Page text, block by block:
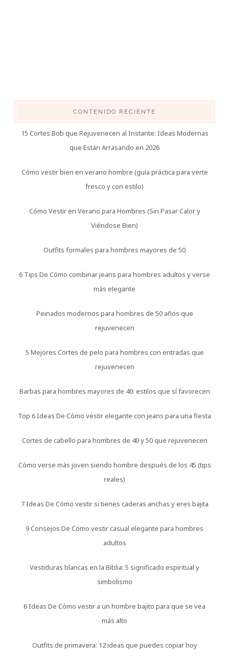
CONTENIDO RECIENTE
15 Cortes Bob que Rejuvenecen al Instante: Ideas Modernas
que Están Arrasando en 2026
Cómo vestir bien en verano hombre (guía práctica para verte
fresco y con estilo)
Cómo Vestir en Verano para Hombres (Sin Pasar Calor y
Viéndose Bien)
Outfits formales para hombres mayores de 50
6 Tips De Cómo combinar jeans para hombres adultos y verse
más elegante
Peinados modernos para hombres de 50 años que
rejuvenecen
5 Mejores Cortes de pelo para hombres con entradas que
rejuvenecen
Barbas para hombres mayores de 40: estilos que sí favorecen
Top 6 Ideas De Cómo vestir elegante con jeans para una fiesta
Cortes de cabello para hombres de 40 y 50 que rejuvenecen
Cómo verse más joven siendo hombre después de los 45 (tips
reales)
7 Ideas De Cómo vestir si tienes caderas anchas y eres bajita
9 Consejos De Cómo vestir casual elegante para hombres
adultos
Vestiduras blancas en la Biblia: 5 significado espiritual y
simbolismo
6 Ideas De Cómo vestir a un hombre bajito para que se vea
más alto
Outfits de primavera: 12 ideas que puedes copiar hoy